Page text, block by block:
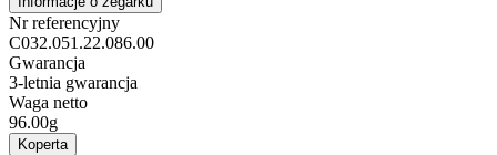
Nr referencyjny
C032.051.22.086.00
Gwarancja
3-letnia gwarancja
Waga netto
96.00g
Koperta